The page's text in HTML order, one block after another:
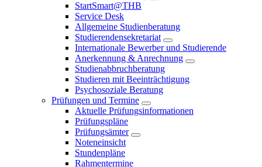
StartSmart@THB
Service Desk
Allgemeine Studienberatung
Studierendensekretariat
Internationale Bewerber und Studierende
Anerkennung & Anrechnung
Studienabbruchberatung
Studieren mit Beeinträchtigung
Psychosoziale Beratung
Prüfungen und Termine
Aktuelle Prüfungsinformationen
Prüfungspläne
Prüfungsämter
Noteneinsicht
Stundenpläne
Rahmentermine